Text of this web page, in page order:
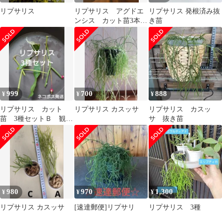
リプサリス
リプサリス アグドエ
ンシス カット苗3本
発根済み
リプサリス 発根済み抜
き苗
¥999
リプサリス カット
苗 3種セットＢ 観葉
植物
¥ 700
リプサリス カスッサ
¥888
リプサリス カスッ
サ 抜き苗
¥980
リプサリス カスッサ
¥970
[速達郵便]リプサリ
¥1,300
リプサリス 3種